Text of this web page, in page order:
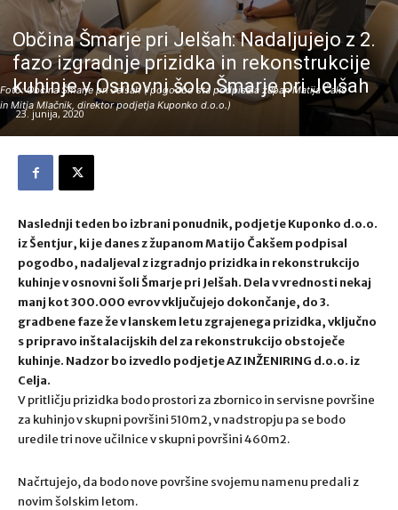
Foto: Občina Šmarje pri Jelšah ( pogodbo sta podpisala župan Matija Čakš
in Mitja Mlačnik, direktor podjetja Kuponko d.o.o.)
Občina Šmarje pri Jelšah: Nadaljujejo z 2.
fazo izgradnje prizidka in rekonstrukcije
kuhinje v Osnovni šolo Šmarje pri Jelšah
23. junija, 2020
Naslednji teden bo izbrani ponudnik, podjetje Kuponko d.o.o.
iz Šentjur, ki je danes z županom Matijo Čakšem podpisal
pogodbo, nadaljeval z izgradnjo prizidka in rekonstrukcijo
kuhinje v osnovni šoli Šmarje pri Jelšah. Dela v vrednosti nekaj
manj kot 300.000 evrov vključujejo dokončanje, do 3.
gradbene faze že v lanskem letu zgrajenega prizidka, vključno
s pripravo inštalacijskih del za rekonstrukcijo obstoječe
kuhinje. Nadzor bo izvedlo podjetje AZ INŽENIRING d.o.o. iz
Celja.
V pritličju prizidka bodo prostori za zbornico in servisne površine
za kuhinjo v skupni površini 510m2, v nadstropju pa se bodo
uredile tri nove učilnice v skupni površini 460m2.
Načrtujejo, da bodo nove površine svojemu namenu predali z
novim šolskim letom.